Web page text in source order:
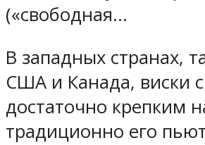
(«свободная…
В западных странах,
США и Канада, виски
достаточно крепким
традиционно его